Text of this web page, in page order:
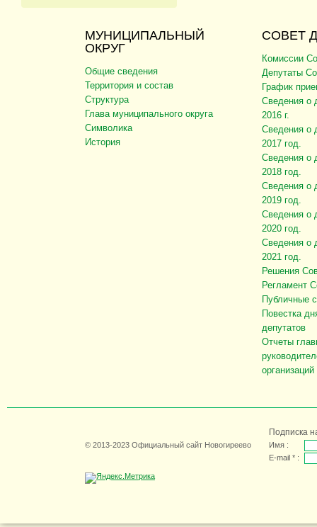
МУНИЦИПАЛЬНЫЙ
ОКРУГ
Общие сведения
Территория и состав
Структура
Глава муниципального округа
Символика
История
СОВЕТ
Комиссии
Депутаты
График
Сведения о
2016 г.
Сведения о
2017 год.
Сведения о
2018 год.
Сведения о
2019 год.
Сведения о
2020 год.
Сведения о
2021 год.
Решения
Регламент
Публичные
Повестка
депутатов
Отчеты
организаций
© 2013-2023 Официальный сайт Новогиреево
Подписка
Имя :
E-mail * :